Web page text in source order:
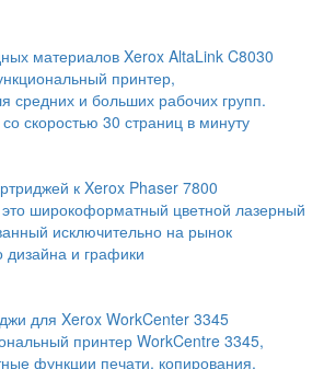
материалов Xerox AltaLink C8030
принтер,
средних и больших рабочих групп.
скоростью 30 страниц в минуту
к Xerox Phaser 7800
широкоформатный цветной лазерный
исключительно на рынок
дизайна и графики
для Xerox WorkCenter 3345
принтер WorkCentre 3345,
функции печати, копирования,